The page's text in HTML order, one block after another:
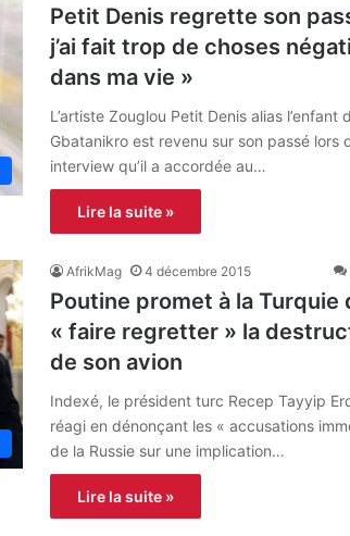
Petit Denis regrette son
j’ai fait trop de choses
dans ma vie »
L’artiste Zouglou Petit Denis alias l’enfant
Gbatanikro est revenu sur son passé lors
interview qu’il a accordée au…
Lire la suite »
AfrikMag 4 décembre 2015
Poutine promet à la Turquie
« faire regretter » la
de son avion
Indexé, le président turc Recep Tayyip
réagi en dénonçant les « accusations
de la Russie sur une implication…
Lire la suite »